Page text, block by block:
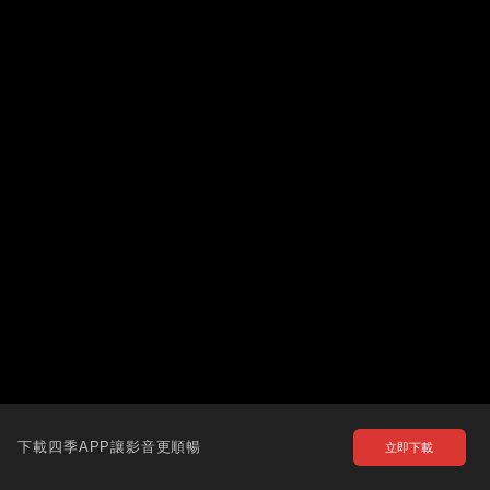
下載四季APP讓影音更順暢 立即下載